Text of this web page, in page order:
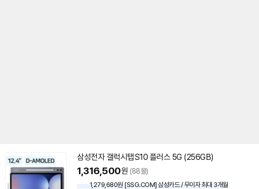
삼성전자 갤럭시탭S10 플러스 5G (256GB)
1,316,500원 (88몰)
1,279,680원 [SSG.COM] 삼성카드 / 무이자 최대 3개월
영